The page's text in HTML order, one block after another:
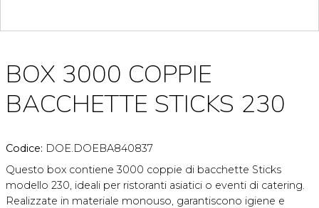
BOX 3000 COPPIE
BACCHETTE STICKS 230
Codice: DOE.DOEBA840837
Questo box contiene 3000 coppie di bacchette Sticks
modello 230, ideali per ristoranti asiatici o eventi di catering.
Realizzate in materiale monouso, garantiscono igiene e